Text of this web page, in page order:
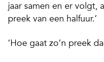
jaar samen en er volgt,
preek van een halfuur.’
‘Hoe gaat zo’n preek